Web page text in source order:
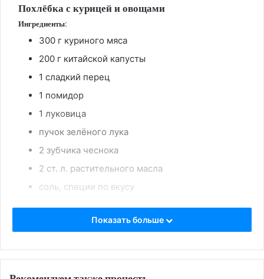
Похлёбка с курицей и овощами
Ингредиенты:
300 г куриного мяса
200 г китайской капусты
1 сладкий перец
1 помидор
1 луковица
пучок зелёного лука
2 зубчика чеснока
2 ст. л. растительного масла
соль, специи по вкусу
Приготовление:
Курицу нарезать кубиками и отварить в 1,5
Китайскую капусту нарезать соломкой.
Показать больше